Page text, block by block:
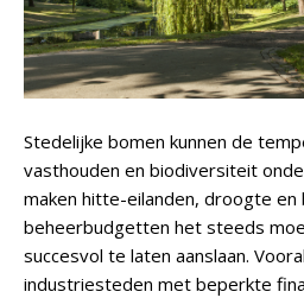
Stedelijke bomen kunnen de
vasthouden en biodiversiteit
maken hitte-eilanden, droogte en
beheerbudgetten het steeds
succesvol te laten aanslaan.
industriesteden met beperkte